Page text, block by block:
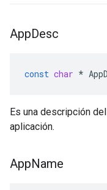
AppDesc
const char *
Es una descripción
aplicación.
AppName